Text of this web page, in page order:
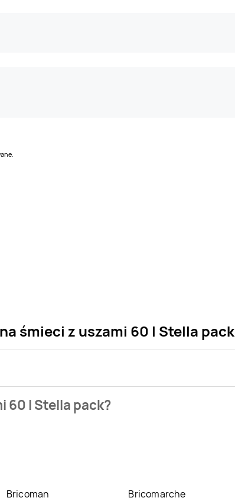
śmieci z uszami 60 l Stella pack
aktualnie 9 zł.Zobacz ofertę
60 l Stella pack?
Bricoman Bricomarche